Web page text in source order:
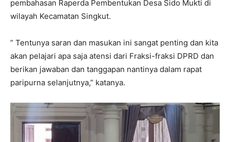
pembahasan Raperda Pembentukan Desa Sido Mukti di
wilayah Kecamatan Singkut.
” Tentunya saran dan masukan ini sangat penting dan kita
akan pelajari apa saja atensi dari Fraksi-fraksi DPRD dan
berikan jawaban dan tanggapan nantinya dalam rapat
paripurna selanjutnya,” katanya.